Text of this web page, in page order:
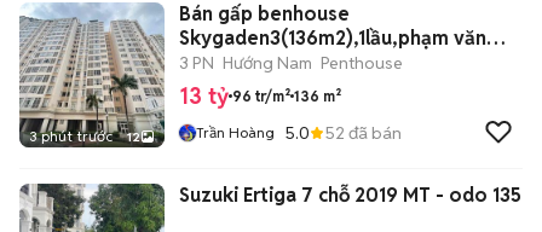
3 phút trước 12
Bán gấp benhouse
Skygaden3(136m2),1lầu,phạm văn
nghị,tân phú,Q7
3 PN Hướng Nam Penthouse
13 tỷ 96 tr/m² 136 m²
Trần Hoàng 5.0 52 đã bán
Suzuki Ertiga 7 chỗ 2019 MT - odo